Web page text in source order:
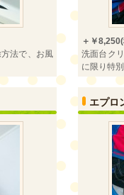
法で、お風
＋￥
洗面台ク
に限り特
エプロ